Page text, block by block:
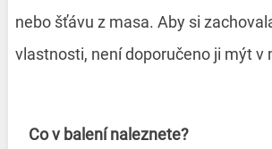
nebo šťávu z masa. Aby si
vlastnosti, není doporučeno ji mýt v
Co v balení naleznete?